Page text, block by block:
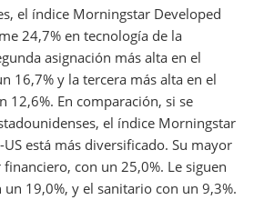
el índice Morningstar Developed
24,7% en tecnología de la
asignación más alta en el
16,7% y la tercera más alta en el
12,6%. En comparación, si se
el índice Morningstar
está más diversificado. Su mayor
con un 25,0%. Le siguen
19,0%, y el sanitario con un 9,3%.